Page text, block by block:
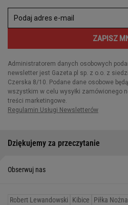
Dziękujemy za przeczytanie
Obserwuj nas
Robert Lewandowski Kibice Piłka Nożna